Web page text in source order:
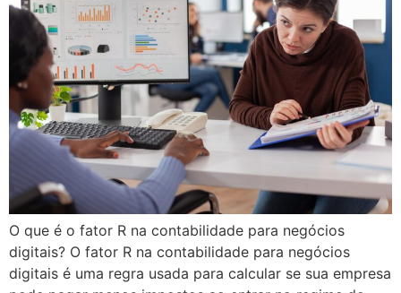
O que é o fator R na contabilidade para negócios
digitais? O fator R na contabilidade para negócios
digitais é uma regra usada para calcular se sua empresa